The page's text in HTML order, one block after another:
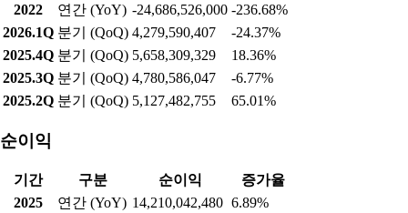
2022
연간 (YoY) -24,686,526,000 -236.68%
2026.1Q 분기 (QoQ) 4,279,590,407
-24.37%
2025.4Q 분기 (QoQ) 5,658,309,329
18.36%
2025.3Q 분기 (QoQ) 4,780,586,047
-6.77%
2025.2Q 분기 (QoQ) 5,127,482,755 65.01%
순이익
기간 구분 순이익
증가율
2025
연간 (YoY) 14,210,042,480 6.89%